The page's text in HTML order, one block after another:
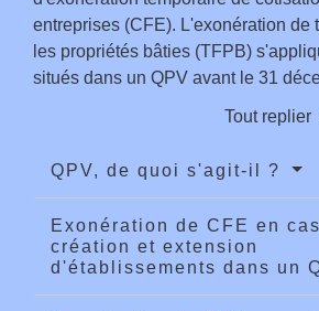
entreprises (CFE). L'exonération de
les propriétés bâties (TFPB)
situés dans un QPV avant le 31
Tout replier
QPV, de quoi s'agit-il ?
Exonération de CFE en
création et extension
d'établissements dans un